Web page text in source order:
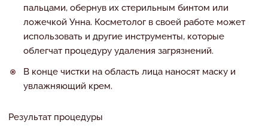
пальцами, обернув их стерильным бинтом или
ложечкой Унна. Косметолог в своей работе может
использовать и другие инструменты, которые
облегчат процедуру удаления загрязнений.
В конце чистки на область лица наносят маску и
увлажняющий крем.
Результат процедуры